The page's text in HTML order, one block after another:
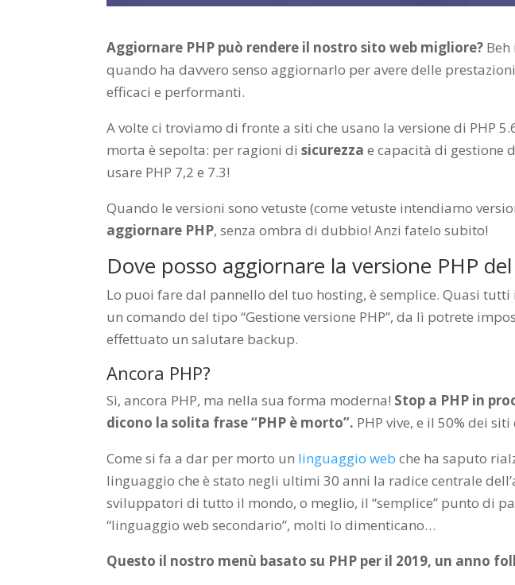
Aggiornare PHP può rendere il nostro sito web migliore?
quando ha davvero senso aggiornarlo per avere delle
efficaci e performanti.
A volte ci troviamo di fronte a siti che usano la versione di PHP
morta è sepolta: per ragioni disicurezza e capacità di gestione
usare PHP 7,2 e 7.3!
Quando le versioni sono vetuste (come vetuste intendiamo
aggiornare PHP, senza ombra di dubbio! Anzi fatelo subito!
Dove posso aggiornare la versione PHP
Lo puoi fare dal pannello del tuo hosting, è semplice. Quasi
un comando del tipo “Gestione versione PHP”, da lì potrete
effettuato un salutare backup.
Ancora PHP?
Sì, ancora PHP, ma nella sua forma moderna! Stop a PHP in
dicono la solita frase “PHP è morto”. PHP vive, e il 50% dei
Come si fa a dar per morto un linguaggio web che ha saputo
linguaggio che è stato negli ultimi 30 anni la radice centrale
sviluppatori di tutto il mondo, o meglio, il “semplice” punto di
“linguaggio web secondario”, molti lo dimenticano…
Questo il nostro menù basato su PHP per il 2019, un anno